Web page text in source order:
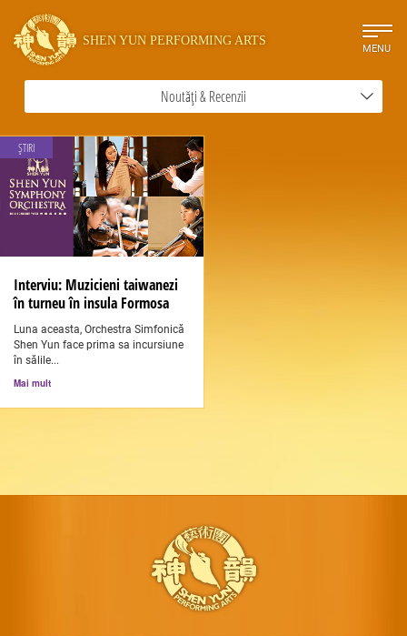
SHEN YUN PERFORMING ARTS
MENU
Noutăți & Recenzii
ȘTIRI
Interviu: Muzicieni taiwanezi
în turneu în insula Formosa
Luna aceasta, Orchestra Simfonică
Shen Yun face prima sa incursiune
în sălile...
Mai mult